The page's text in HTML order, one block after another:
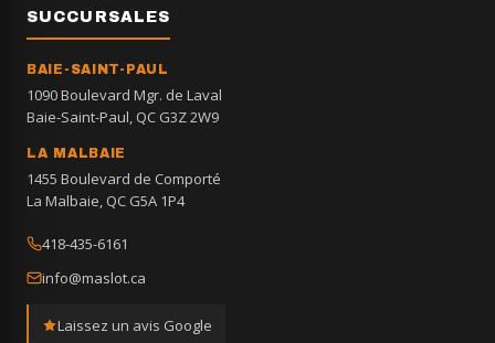
SUCCURSALES
BAIE-SAINT-PAUL
1090 Boulevard Mgr. de Laval
Baie-Saint-Paul, QC G3Z 2W9
LA MALBAIE
1455 Boulevard de Comporté
La Malbaie, QC G5A 1P4
418-435-6161
info@maslot.ca
Laissez un avis Google